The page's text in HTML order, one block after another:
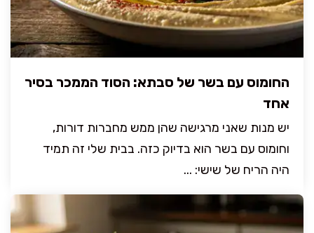
החומוס עם בשר של סבתא: הסוד הממכר בסיר
אחד
יש מנות שאני מרגישה שהן ממש מחברות דורות,
וחומוס עם בשר הוא בדיוק כזה. בבית שלי זה תמיד
היה הריח של שישי: ...